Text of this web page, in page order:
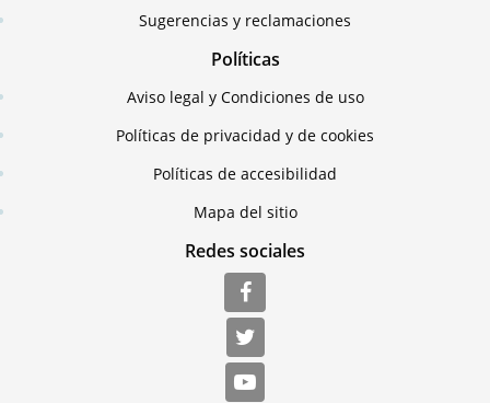
Sugerencias y reclamaciones
Políticas
Aviso legal y Condiciones de uso
Políticas de privacidad y de cookies
Políticas de accesibilidad
Mapa del sitio
Redes sociales